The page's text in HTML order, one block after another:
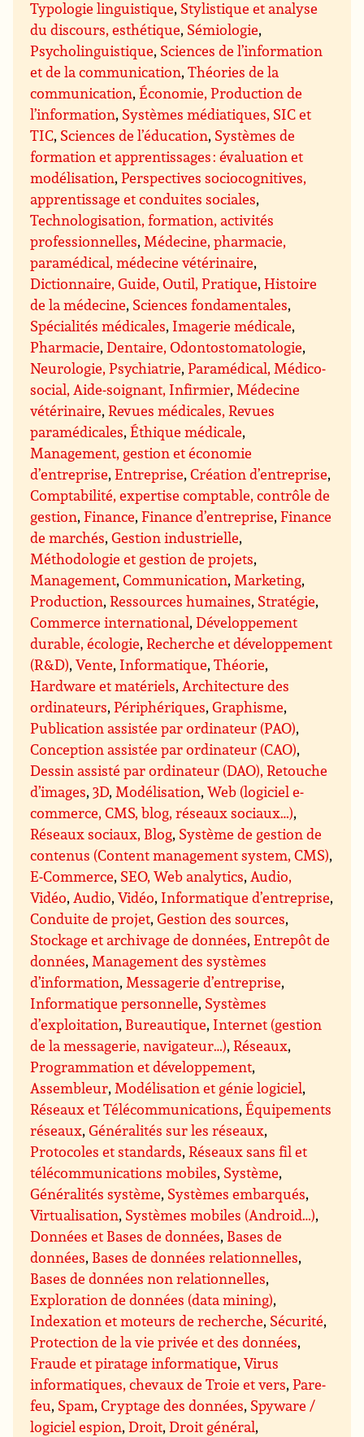
Typologie linguistique, Stylistique et analyse
du discours, esthétique, Sémiologie,
Psycholinguistique, Sciences de l’information
et de la communication,Théories de la
communication,Économie, Production de
l’information, Systèmes médiatiques, SIC et
TIC, Sciences de l’éducation, Systèmes de
formation et apprentissages : évaluation et
modélisation,Perspectives sociocognitives,
apprentissage et conduites sociales,
Technologisation, formation, activités
professionnelles, Médecine, pharmacie,
paramédical, médecine vétérinaire,
Dictionnaire, Guide, Outil, Pratique,Histoire
de la médecine, Sciences fondamentales,
Spécialités médicales, Imagerie médicale,
Pharmacie,Dentaire, Odontostomatologie,
Neurologie, Psychiatrie,Paramédical, Médico-
social, Aide-soignant, Infirmier, Médecine
vétérinaire,Revues médicales, Revues
paramédicales,Éthique médicale,
Management, gestion et économie
d’entreprise,Entreprise,Création d’entreprise,
Comptabilité, expertise comptable, contrôle de
gestion,Finance,Finance d’entreprise,Finance
de marchés,Gestion industrielle,
Méthodologie et gestion de projets,
Management,Communication, Marketing,
Production,Ressources humaines, Stratégie,
Commerce international,Développement
durable, écologie,Recherche et développement
(R&D),Vente, Informatique,Théorie,
Hardware et matériels, Architecture des
ordinateurs,Périphériques,Graphisme,
Publication assistée par ordinateur (PAO),
Conception assistée par ordinateur (CAO),
Dessin assisté par ordinateur (DAO), Retouche
d’images,3D, Modélisation,Web (logiciel e-
commerce, CMS, blog, réseaux sociaux…),
Réseaux sociaux, Blog, Système de gestion de
contenus (Content management system, CMS),
E-Commerce, SEO, Web analytics, Audio,
Vidéo, Audio,Vidéo, Informatique d’entreprise,
Conduite de projet,Gestion des sources,
Stockage et archivage de données,Entrepôt de
données, Management des systèmes
d’information, Messagerie d’entreprise,
Informatique personnelle, Systèmes
d’exploitation, Bureautique, Internet (gestion
de la messagerie, navigateur…),Réseaux,
Programmation et développement,
Assembleur, Modélisation et génie logiciel,
Réseaux et Télécommunications,Équipements
réseaux,Généralités sur les réseaux,
Protocoles et standards,Réseaux sans fil et
télécommunications mobiles, Système,
Généralités système, Systèmes embarqués,
Virtualisation, Systèmes mobiles (Android…),
Données et Bases de données, Bases de
données, Bases de données relationnelles,
Bases de données non relationnelles,
Exploration de données (data mining),
Indexation et moteurs de recherche, Sécurité,
Protection de la vie privée et des données,
Fraude et piratage informatique,Virus
informatiques, chevaux de Troie et vers,Pare-
feu, Spam,Cryptage des données, Spyware /
logiciel espion,Droit,Droit général,